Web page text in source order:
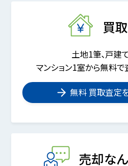
買
土地1筆、戸建
マンション1室から無料で
無料 買取査定
売却な